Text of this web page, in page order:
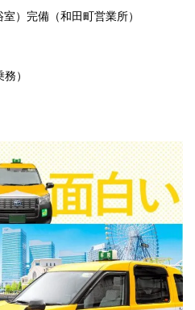
）完備（和田町営業所）
）